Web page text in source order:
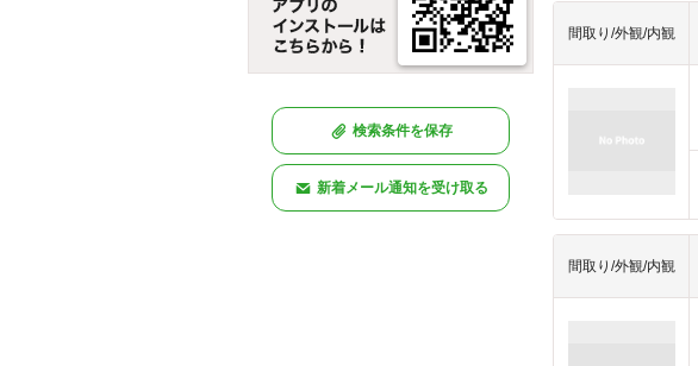
検索条件を保存
新着メール通知を受け取る
間取り/外観/内観
間取り/外観/内観